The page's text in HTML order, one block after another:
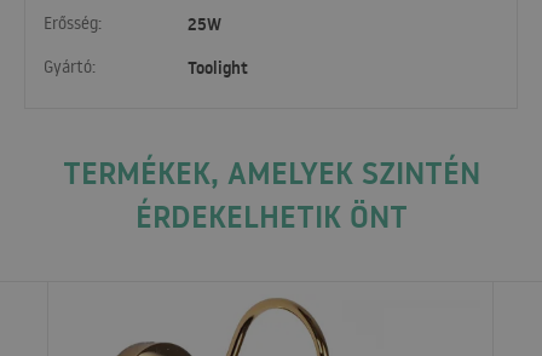
Erősség: 25W
Gyártó: Toolight
TERMÉKEK, AMELYEK SZINTÉN
ÉRDEKELHETIK ÖNT